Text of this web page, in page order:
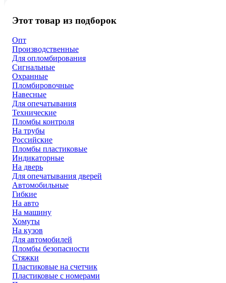
Этот товар из подборок
Опт
Производственные
Для опломбирования
Сигнальные
Охранные
Пломбировочные
Навесные
Для опечатывания
Технические
Пломбы контроля
На трубы
Российские
Пломбы пластиковые
Индикаторные
На дверь
Для опечатывания дверей
Автомобильные
Гибкие
На авто
На машину
Хомуты
На кузов
Для автомобилей
Пломбы безопасности
Стяжки
Пластиковые на счетчик
Пластиковые с номерами